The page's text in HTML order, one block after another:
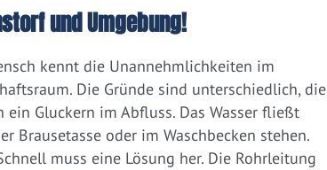
und Umgebung!
kennt die Unannehmlichkeiten im
Die Gründe sind unterschiedlich, die
Gluckern im Abfluss. Das Wasser fließt
oder im Waschbecken stehen.
muss eine Lösung her. Die Rohrleitung